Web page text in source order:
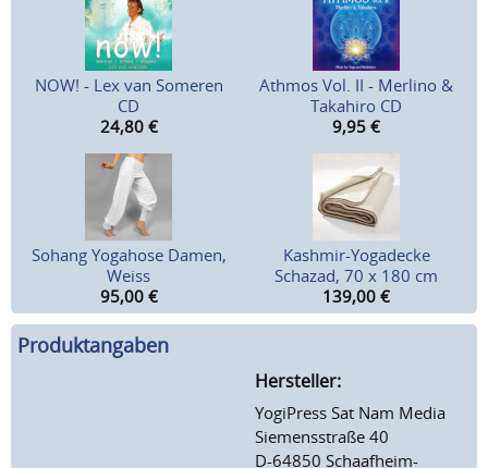
NOW! - Lex van Someren
CD
24,80 €
Athmos Vol. II - Merlino &
Takahiro CD
9,95 €
Sohang Yogahose Damen,
Weiss
95,00 €
Kashmir-Yogadecke
Schazad, 70 x 180 cm
139,00 €
Produktangaben
Hersteller:
YogiPress Sat Nam Media
Siemensstraße 40
D-64850 Schaafheim-